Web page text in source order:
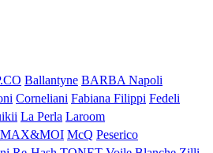
Ballantyne BARBA Napoli
Corneliani Fabiana Filippi Fedeli
La Perla Laroom
MAX&MOI McQ Peserico